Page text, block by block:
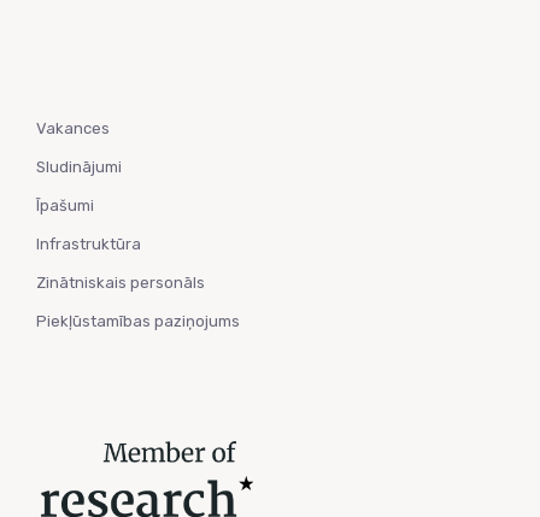
Vakances
Sludinājumi
Īpašumi
Infrastruktūra
Zinātniskais personāls
Piekļūstamības paziņojums